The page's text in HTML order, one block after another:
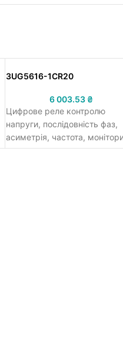
3UG5616-1CR20
6 003.53 ₴
Цифрове реле контролю
напруги, послідовність фаз,
асиметрія, частота,
підвищеної та зниже